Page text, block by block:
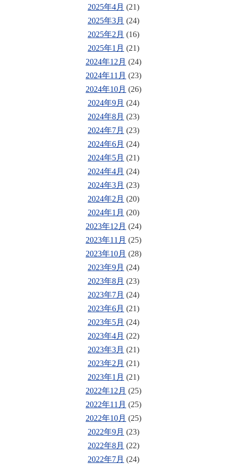
2025年4月 (21)
2025年3月 (24)
2025年2月 (16)
2025年1月 (21)
2024年12月 (24)
2024年11月 (23)
2024年10月 (26)
2024年9月 (24)
2024年8月 (23)
2024年7月 (23)
2024年6月 (24)
2024年5月 (21)
2024年4月 (24)
2024年3月 (23)
2024年2月 (20)
2024年1月 (20)
2023年12月 (24)
2023年11月 (25)
2023年10月 (28)
2023年9月 (24)
2023年8月 (23)
2023年7月 (24)
2023年6月 (21)
2023年5月 (24)
2023年4月 (22)
2023年3月 (21)
2023年2月 (21)
2023年1月 (21)
2022年12月 (25)
2022年11月 (25)
2022年10月 (25)
2022年9月 (23)
2022年8月 (22)
2022年7月 (24)